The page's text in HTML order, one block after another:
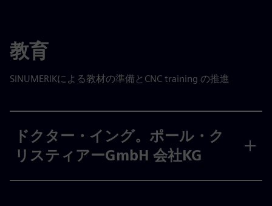
教育
SINUMERIKによる教材の準備とCNC training の推進
ドクター・イング。ポール・ク
リスティアーGmbH 会社KG